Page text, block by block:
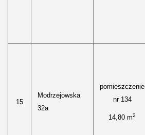
15
Modrzejowska
32a
pomieszczenie
nr 134
14,80 m2